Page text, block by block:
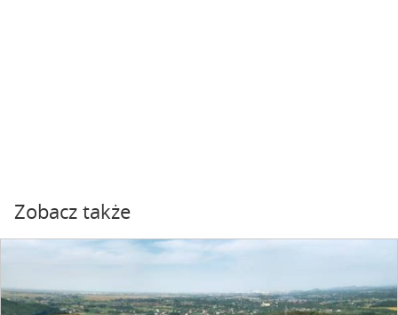
Zobacz także